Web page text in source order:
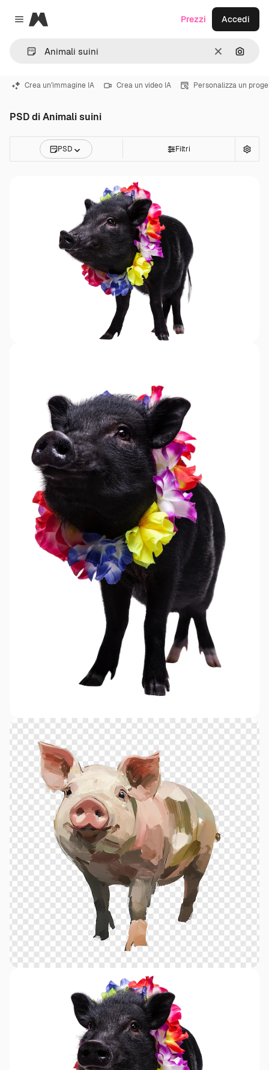
Close menu
Magnific
CancellaCerca
Prezzi Accedi
Crea un'immagine IA Crea un video IA Personalizza un
PSD di Animali suini
PSD Filtri